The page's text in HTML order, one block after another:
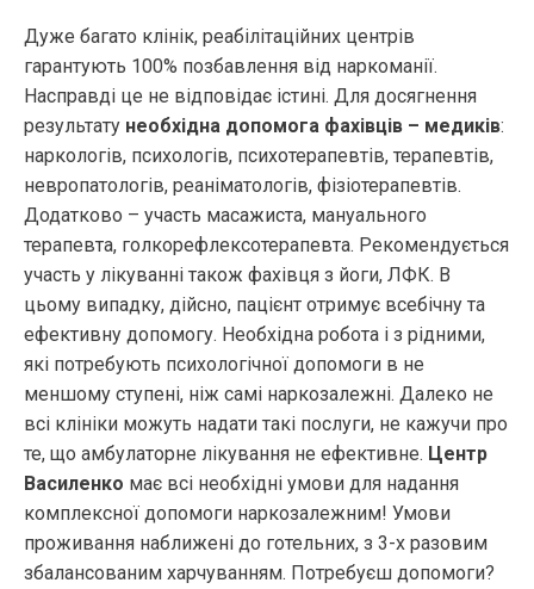
Дуже багато клінік, реабілітаційних центрів
гарантують 100% позбавлення від наркоманії.
Насправді це не відповідає істині. Для досягнення
результату необхідна допомога фахівців – медиків:
наркологів, психологів, психотерапевтів, терапевтів,
невропатологів, реаніматологів, фізіотерапевтів.
Додатково – участь масажиста, мануального
терапевта, голкорефлексотерапевта. Рекомендується
участь у лікуванні також фахівця з йоги, ЛФК. В
цьому випадку, дійсно, пацієнт отримує всебічну та
ефективну допомогу. Необхідна робота і з рідними,
які потребують психологічної допомоги в не
меншому ступені, ніж самі наркозалежні. Далеко не
всі клініки можуть надати такі послуги, не кажучи про
те, що амбулаторне лікування не ефективне. Центр
Василенко має всі необхідні умови для надання
комплексної допомоги наркозалежним! Умови
проживання наближені до готельних, з 3-х разовим
збалансованим харчуванням. Потребуєш допомоги?